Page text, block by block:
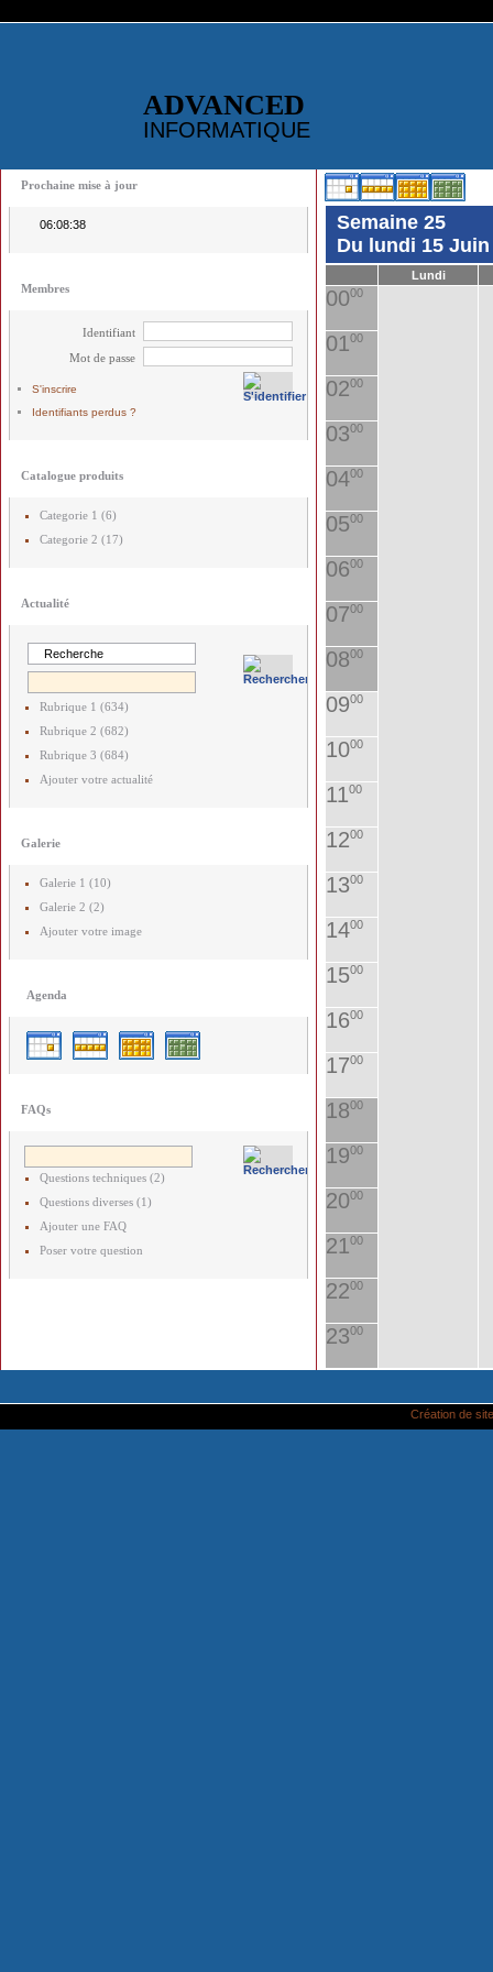
ADVANCED
INFORMATIQUE
Prochaine mise à jour
06:08:38
Membres
Identifiant
Mot de passe
S'inscrire
Identifiants perdus ?
Catalogue produits
Categorie 1 (6)
Categorie 2 (17)
Actualité
Rubrique 1 (634)
Rubrique 2 (682)
Rubrique 3 (684)
Ajouter votre actualité
Galerie
Galerie 1 (10)
Galerie 2 (2)
Ajouter votre image
Agenda
FAQs
Questions techniques (2)
Questions diverses (1)
Ajouter une FAQ
Poser votre question
Semaine 25
Du lundi 15
Lundi
0000
0100
0200
0300
0400
0500
0600
0700
0800
0900
1000
1100
1200
1300
1400
1500
1600
1700
1800
1900
2000
2100
2200
2300
Création de